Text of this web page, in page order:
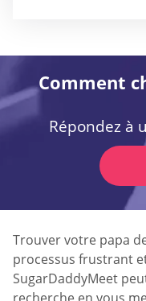
Comment
Répondez à
Trouver votre papa
processus frustrant
SugarDaddyMeet